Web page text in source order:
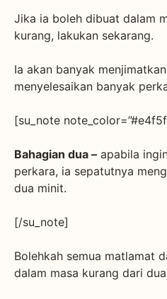
Jika ia boleh dibuat dalam
kurang, lakukan sekarang.
Ia akan banyak
menyelesaikan banyak
[su_note
Bahagian dua – apabila
perkara, ia sepatutnya
dua minit.
[/su_note]
Bolehkah semua matlamat
dalam masa kurang dari